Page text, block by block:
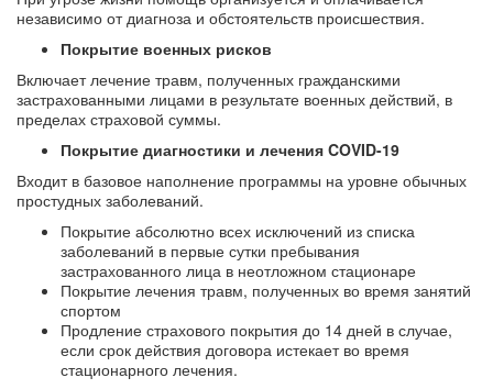
независимо от диагноза и обстоятельств происшествия.
Покрытие военных рисков
Включает лечение травм, полученных гражданскими
застрахованными лицами в результате военных действий, в
пределах страховой суммы.
Покрытие диагностики и лечения COVID-19
Входит в базовое наполнение программы на уровне обычных
простудных заболеваний.
Покрытие абсолютно всех исключений из списка
заболеваний в первые сутки пребывания
застрахованного лица в неотложном стационаре
Покрытие лечения травм, полученных во время занятий
спортом
Продление страхового покрытия до 14 дней в случае,
если срок действия договора истекает во время
стационарного лечения.